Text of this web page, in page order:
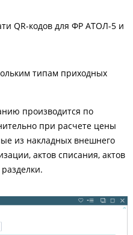
QR-кодов для ФР АТОЛ-5 и
типам приходных
производится по
при расчете цены
из накладных внешнего
актов списания, актов